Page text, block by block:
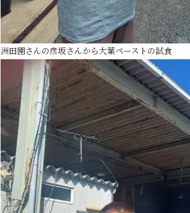
洲田園さんの彦坂さんから大葉ペーストの試食